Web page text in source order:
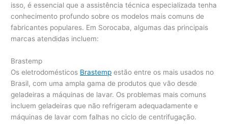
isso, é essencial que a assistência técnica especializada tenha
conhecimento profundo sobre os modelos mais comuns de
fabricantes populares. Em Sorocaba, algumas das principais
marcas atendidas incluem:
Brastemp
Os eletrodomésticos Brastemp estão entre os mais usados no
Brasil, com uma ampla gama de produtos que vão desde
geladeiras a máquinas de lavar. Os problemas mais comuns
incluem geladeiras que não refrigeram adequadamente e
máquinas de lavar com falhas no ciclo de centrifugação.